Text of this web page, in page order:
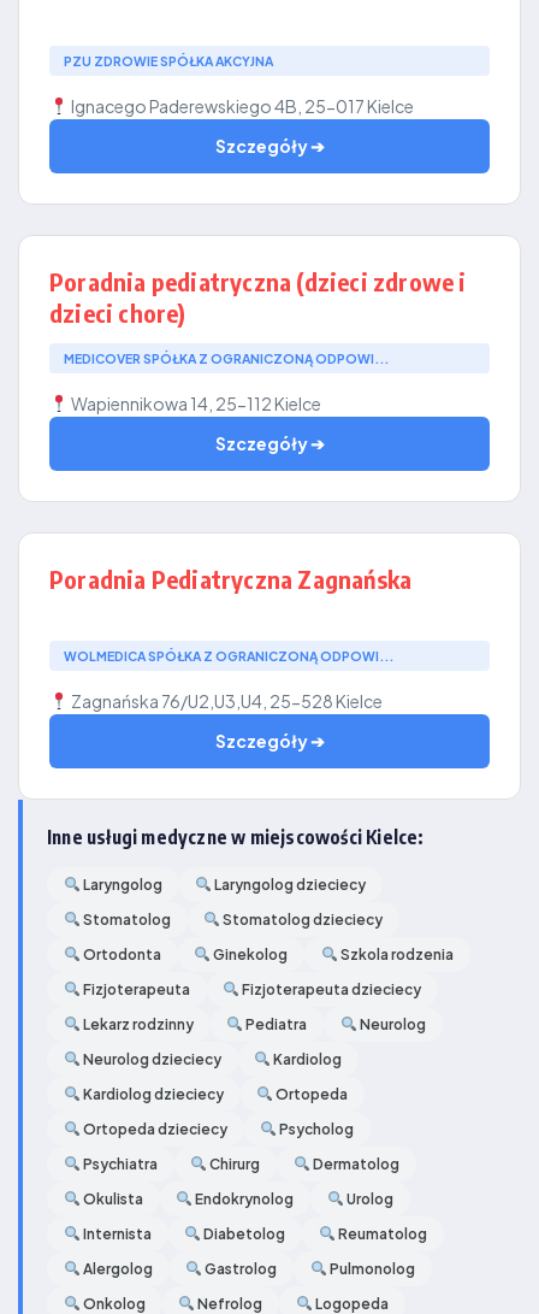
PZU ZDROWIE SPÓŁKA AKCYJNA
Ignacego Paderewskiego 4B, 25-017 Kielce
Szczegóły ➔
Poradnia pediatryczna (dzieci zdrowe i
dzieci chore)
MEDICOVER SPÓŁKA Z OGRANICZONĄ ODPOWI...
Wapiennikowa 14, 25-112 Kielce
Szczegóły ➔
Poradnia Pediatryczna Zagnańska
WOLMEDICA SPÓŁKA Z OGRANICZONĄ ODPOWI...
Zagnańska 76/U2,U3,U4, 25-528 Kielce
Szczegóły ➔
Inne usługi medyczne w miejscowości Kielce:
Laryngolog
Laryngolog dzieciecy
Stomatolog
Stomatolog dzieciecy
Ortodonta
Ginekolog
Szkola rodzenia
Fizjoterapeuta
Fizjoterapeuta dzieciecy
Lekarz rodzinny
Pediatra
Neurolog
Neurolog dzieciecy
Kardiolog
Kardiolog dzieciecy
Ortopeda
Ortopeda dzieciecy
Psycholog
Psychiatra
Chirurg
Dermatolog
Okulista
Endokrynolog
Urolog
Internista
Diabetolog
Reumatolog
Alergolog
Gastrolog
Pulmonolog
Onkolog
Nefrolog
Logopeda